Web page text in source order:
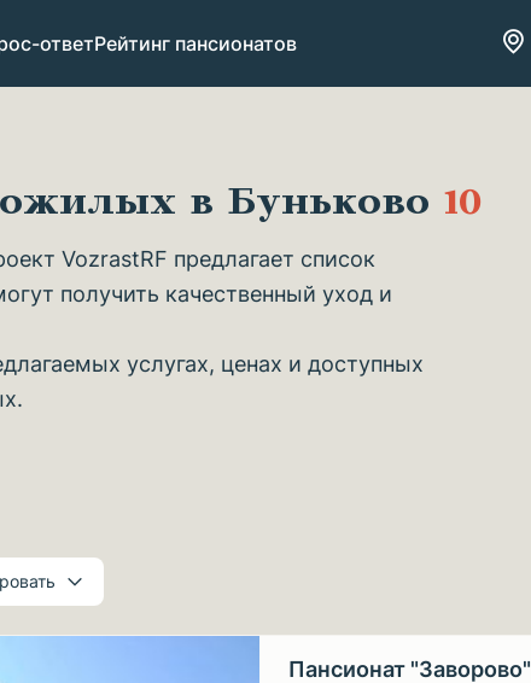
ответРейтинг пансионатов
в Буньково 10
VozrastRF предлагает список
получить качественный уход и
услугах, ценах и доступных
Пансионат "Заворово"